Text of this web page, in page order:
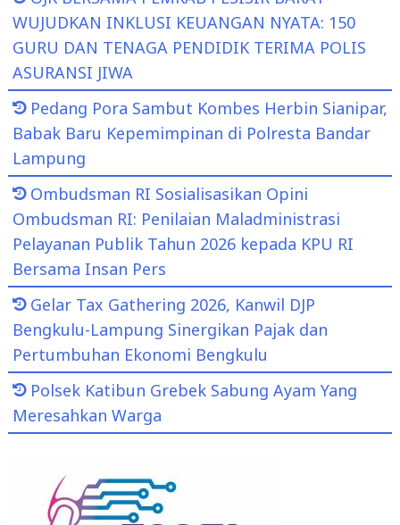
WUJUDKAN INKLUSI KEUANGAN NYATA: 150
GURU DAN TENAGA PENDIDIK TERIMA POLIS
ASURANSI JIWA
Pedang Pora Sambut Kombes Herbin Sianipar,
Babak Baru Kepemimpinan di Polresta Bandar
Lampung
Ombudsman RI Sosialisasikan Opini
Ombudsman RI: Penilaian Maladministrasi
Pelayanan Publik Tahun 2026 kepada KPU RI
Bersama Insan Pers
Gelar Tax Gathering 2026, Kanwil DJP
Bengkulu-Lampung Sinergikan Pajak dan
Pertumbuhan Ekonomi Bengkulu
Polsek Katibun Grebek Sabung Ayam Yang
Meresahkan Warga